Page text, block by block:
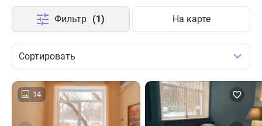
Сортировать
Фильтр (1) На карте
14